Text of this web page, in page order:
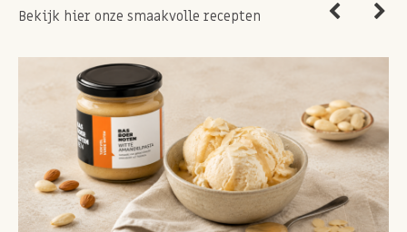
Bekijk hier onze smaakvolle recepten